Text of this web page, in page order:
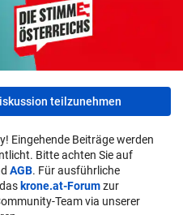
teilzunehmen
Eingehende Beiträge werden
Bitte achten Sie auf
AGB. Für ausführliche
krone.at-Forumzur
Team via unserer